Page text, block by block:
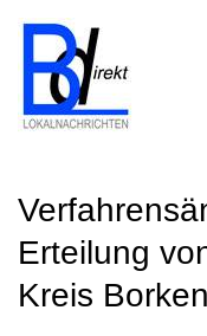
Skip
to
content
Erteilung
Kreis Borken